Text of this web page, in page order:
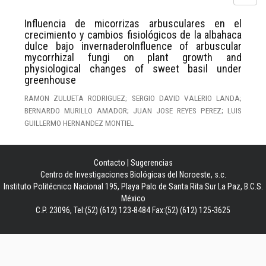
Influencia de micorrizas arbusculares en el
crecimiento y cambios fisiológicos de la albahaca
dulce bajo invernaderoInfluence of arbuscular
mycorrhizal fungi on plant growth and
physiological changes of sweet basil under
greenhouse
RAMON ZULUETA RODRIGUEZ; SERGIO DAVID VALERIO LANDA;
BERNARDO MURILLO AMADOR; JUAN JOSE REYES PEREZ; LUIS
GUILLERMO HERNANDEZ MONTIEL
Contacto
Sugerencias
Centro de Investigaciones Biológicas del Noroeste, s.c.
Instituto Politécnico Nacional 195, Playa Palo de Santa Rita Sur La Paz, B.C.S.
México
C.P. 23096, Tel:(52) (612) 123-8484 Fax:(52) (612) 125-3625